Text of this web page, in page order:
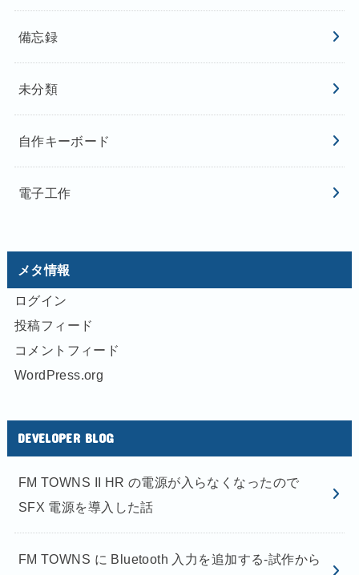
備忘録
未分類
自作キーボード
電子工作
メタ情報
ログイン
投稿フィード
コメントフィード
WordPress.org
DEVELOPER BLOG
FM TOWNS II HR の電源が入らなくなったので
SFX 電源を導入した話
FM TOWNS に Bluetooth 入力を追加する-試作から